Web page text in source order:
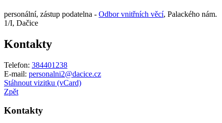
personální, zástup podatelna - Odbor vnitřních věcí, Palackého nám.
1/I, Dačice
Kontakty
Telefon: 384401238
E-mail: personalni2@dacice.cz
Stáhnout vizitku (vCard)
Zpět
Kontakty